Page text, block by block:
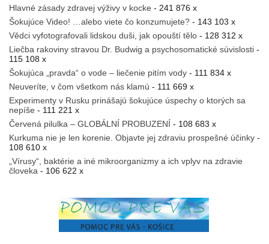
Hlavné zásady zdravej výživy v kocke - 241 876 x
Šokujúce Video! …alebo viete čo konzumujete? - 143 103 x
Vědci vyfotografovali lidskou duši, jak opouští tělo - 128 312 x
Liečba rakoviny stravou Dr. Budwig a psychosomatické súvislosti -
115 108 x
Šokujúca „pravda“ o vode – liečenie pitím vody - 111 834 x
Neuveríte, v čom všetkom nás klamú - 111 669 x
Experimenty v Rusku prinášajú šokujúce úspechy o ktorých sa
nepíše - 111 221 x
Červená pilulka – GLOBÁLNÍ PROBUZENÍ - 108 683 x
Kurkuma nie je len korenie. Objavte jej zdraviu prospešné účinky -
108 610 x
„Vírusy“, baktérie a iné mikroorganizmy a ich vplyv na zdravie
človeka - 106 622 x